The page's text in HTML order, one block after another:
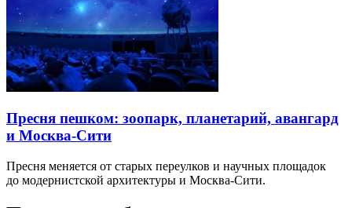
Пресня пешком: зоопарк, планетарий, авангард
и Москва-Сити
Пресня меняется от старых переулков и научных площадок
до модернистской архитектуры и Москва-Сити.